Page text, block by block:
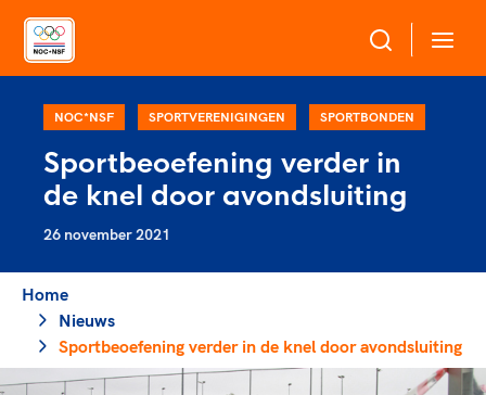
Over NOC*NSF
Sportagenda 2032
Merkbescherming NOC*NSF
Onze partners
Sportdeelname
Bonden en professionals in de sport
Beleidsmedewerkers
Clubbestuurders
Coördinatoren en opleiders
Topsport
Voor talentvolle sporters
Atletencommissie
Voor bonden
NOC*NSF SPORTVERENIGINGEN SPORTBONDEN
Sportbeoefening verder in
de knel door avondsluiting
26 november 2021
Home
Nieuws
Sportbeoefening verder in de knel door avondsluiting